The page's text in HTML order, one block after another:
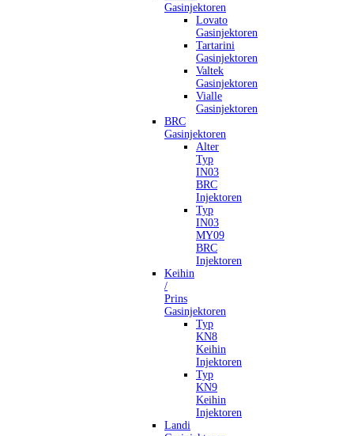
Gasinjektoren
Lovato
Gasinjektoren
Tartarini
Gasinjektoren
Valtek
Gasinjektoren
Vialle
Gasinjektoren
BRC
Gasinjektoren
Alter
Typ
IN03
BRC
Injektoren
Typ
IN03
MY09
BRC
Injektoren
Keihin
/
Prins
Gasinjektoren
Typ
KN8
Keihin
Injektoren
Typ
KN9
Keihin
Injektoren
Landi